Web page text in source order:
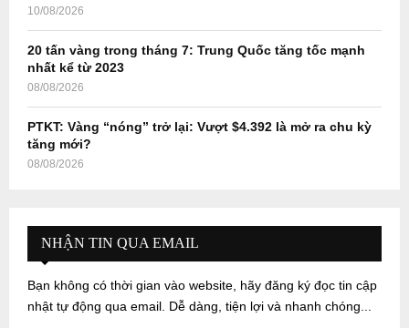
10/08/2026
20 tấn vàng trong tháng 7: Trung Quốc tăng tốc mạnh
nhất kể từ 2023
08/08/2026
PTKT: Vàng “nóng” trở lại: Vượt $4.392 là mở ra chu kỳ
tăng mới?
08/08/2026
NHẬN TIN QUA EMAIL
Bạn không có thời gian vào website, hãy đăng ký đọc tin cập
nhật tự động qua email. Dễ dàng, tiện lợi và nhanh chóng...